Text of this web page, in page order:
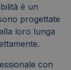
è un
progettate
loro lunga
con